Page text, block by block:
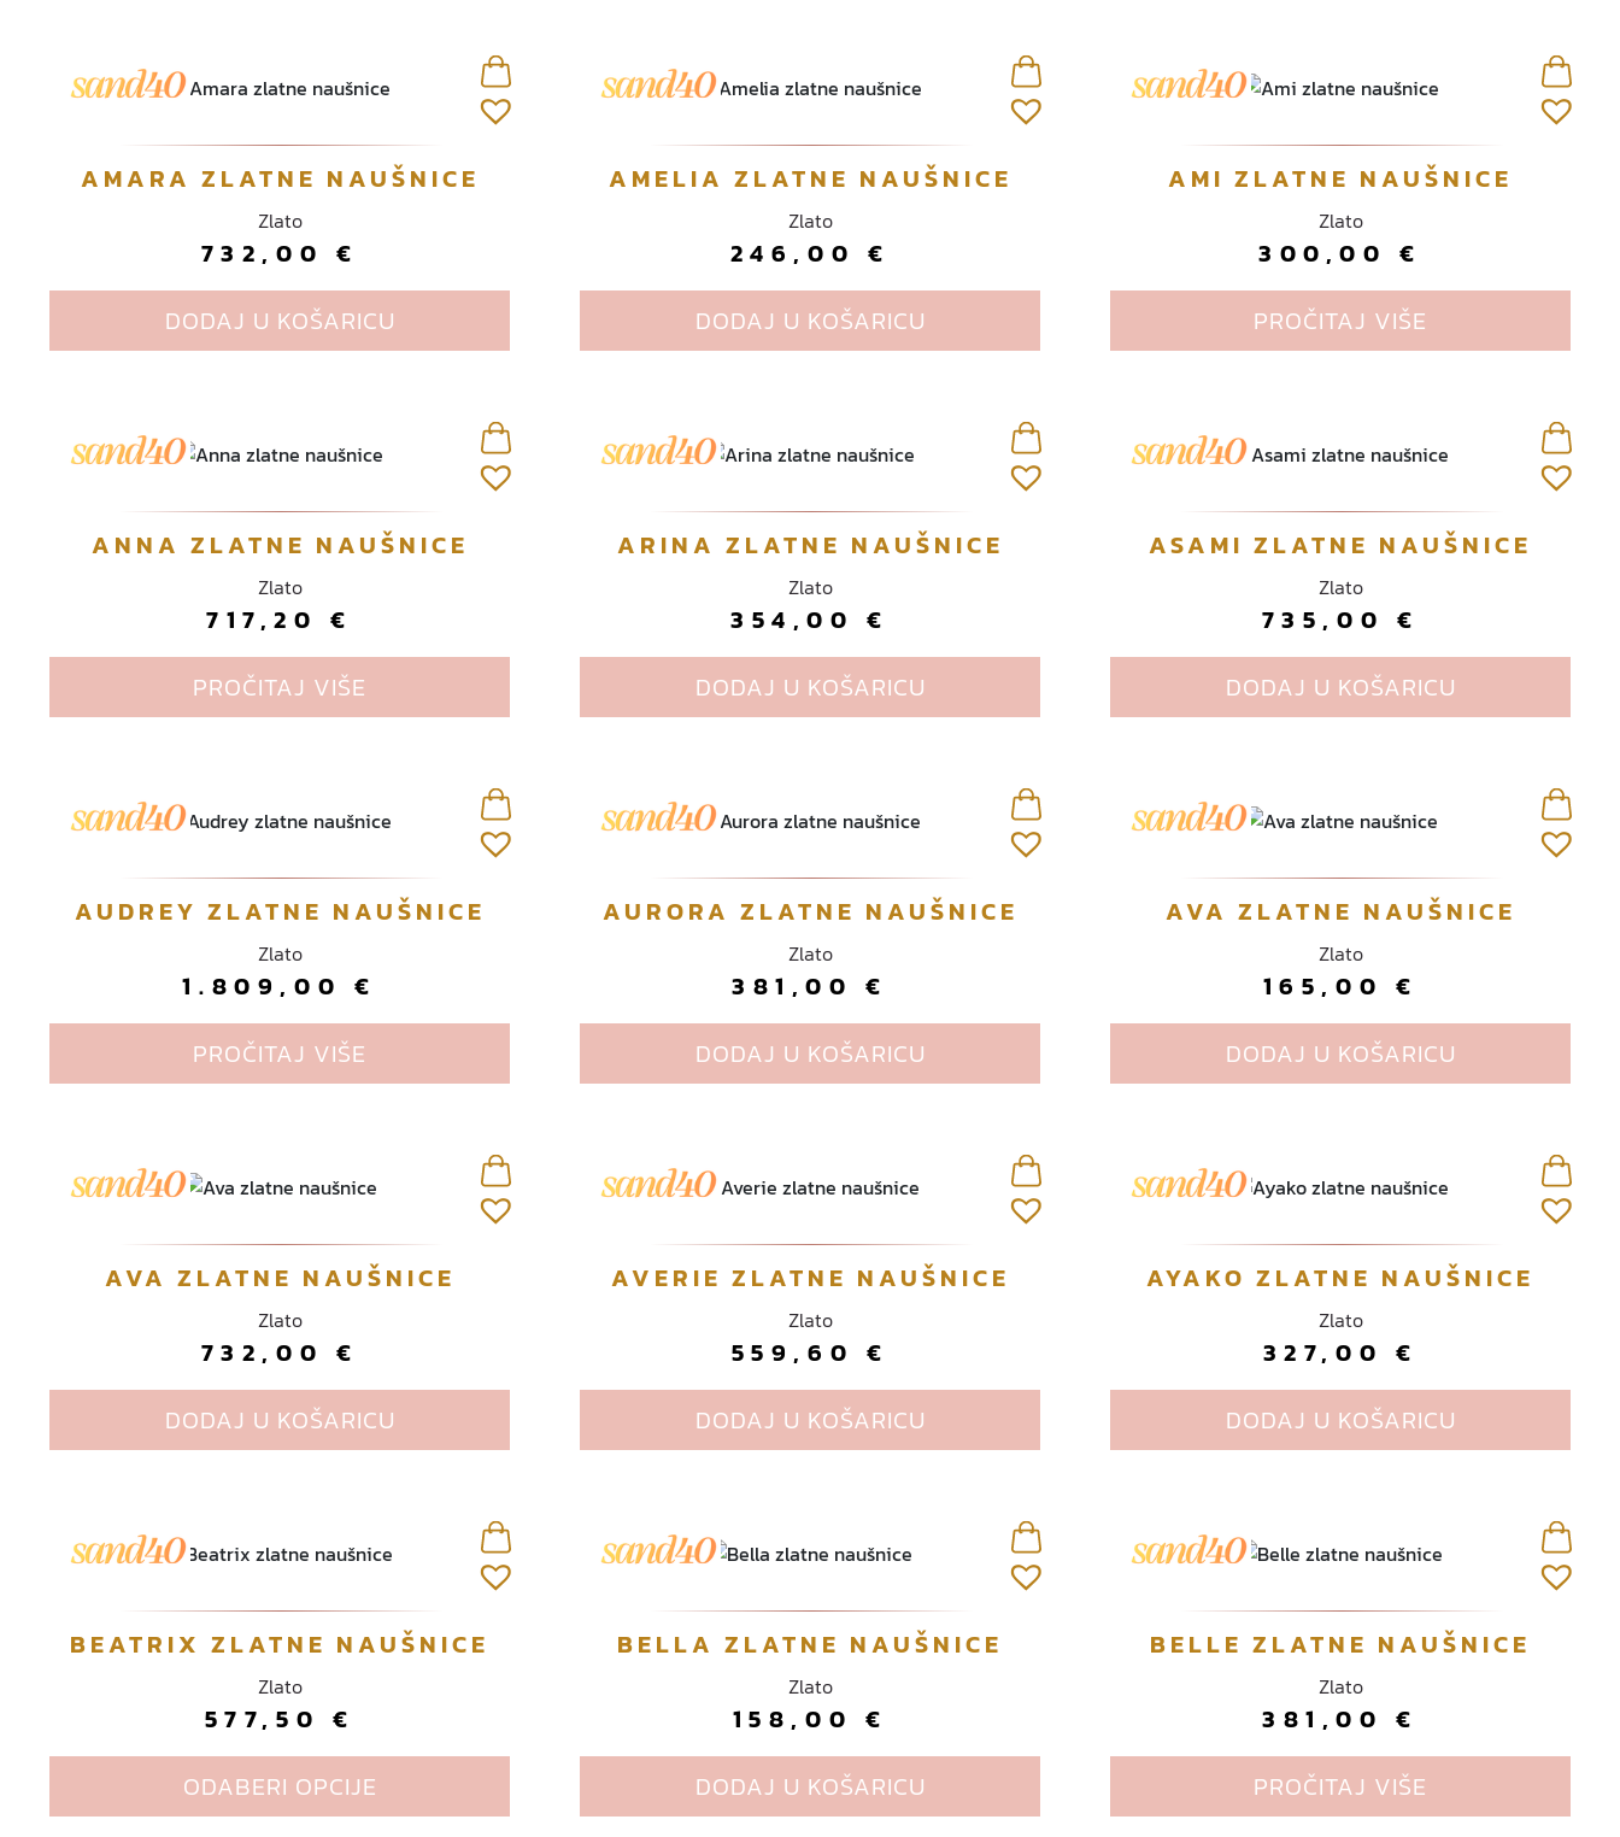
AMARA ZLATNE NAUŠNICE
Zlato
732,00 €
DODAJ U KOŠARICU
AMELIA ZLATNE NAUŠNICE
Zlato
246,00 €
DODAJ U KOŠARICU
AMI ZLATNE NAUŠNICE
Zlato
300,00€
PROČITAJ VIŠE
ANNA ZLATNE NAUŠNICE
Zlato
717,20€
PROČITAJ VIŠE
ARINA ZLATNE NAUŠNICE
Zlato
354,00€
DODAJ U KOŠARICU
ASAMI ZLATNE NAUŠNICE
Zlato
735,00 €
DODAJ U KOŠARICU
AUDREY ZLATNE NAUŠNICE
Zlato
1.809,00 €
PROČITAJ VIŠE
AURORA ZLATNE NAUŠNICE
Zlato
381,00€
DODAJ U KOŠARICU
AVA ZLATNE NAUŠNICE
Zlato
165,00 €
DODAJ U KOŠARICU
AVA ZLATNE NAUŠNICE
Zlato
732,00 €
DODAJ U KOŠARICU
AVERIE ZLATNE NAUŠNICE
Zlato
559,60 €
DODAJ U KOŠARICU
AYAKO ZLATNE NAUŠNICE
Zlato
327,00 €
DODAJ U KOŠARICU
BEATRIX ZLATNE NAUŠNICE
Zlato
577,50 €
ODABERI OPCIJE
p
o
BELLA ZLATNE NAUŠNICE
Zlato
158,00 €
DODAJ U KOŠARICU
BELLE ZLATNE NAUŠNICE
Zlato
381,00€
PROČITAJ VIŠE